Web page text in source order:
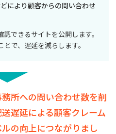
により顧客からの問い合わせ
できるサイトを公開します。
で、遅延を減らします。
所への問い合わせ数を削
遅延による顧客クレーム
の向上につながりまし